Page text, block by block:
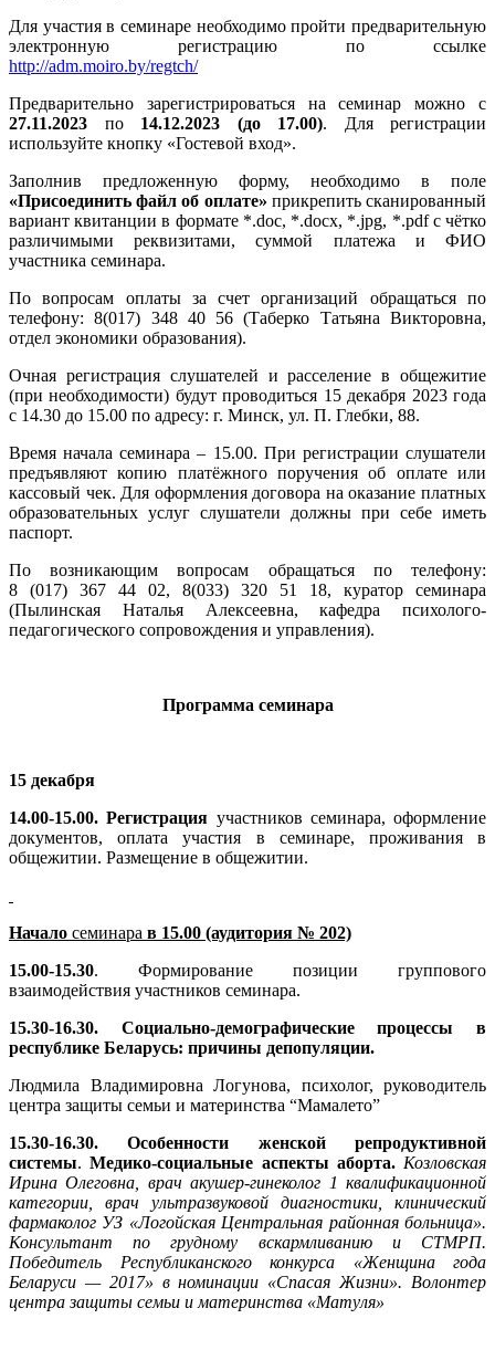
Для участия в семинаре необходимо пройти предварительную
электронную регистрацию по ссылке
http://adm.moiro.by/regtch/
Предварительно зарегистрироваться на семинар можно с
27.11.2023 по14.12.2023 (до 17.00). Для регистрации
используйте кнопку «Гостевой вход».
Заполнив предложенную форму, необходимо в поле
«Присоединить файл об оплате» прикрепить сканированный
вариант квитанции в формате *.doc, *.docx, *.jpg, *.pdf с чётко
различимыми реквизитами, суммой платежа и ФИО
участника семинара.
По вопросам оплаты за счет организаций обращаться по
телефону: 8(017) 348 40 56 (Таберко Татьяна Викторовна,
отдел экономики образования).
Очная регистрация слушателей и расселение в общежитие
(при необходимости) будут проводиться 15 декабря 2023 года
с 14.30 до 15.00 по адресу: г. Минск, ул. П. Глебки, 88.
Время начала семинара – 15.00. При регистрации слушатели
предъявляют копию платёжного поручения об оплате или
кассовый чек. Для оформления договора на оказание платных
образовательных услуг слушатели должны при себе иметь
паспорт.
По возникающим вопросам обращаться по телефону:
8 (017) 367 44 02, 8(033) 320 51 18, куратор семинара
(Пылинская Наталья Алексеевна, кафедра психолого-
педагогического сопровождения и управления).
Программа семинара
15 декабря
14.00-15.00. Регистрация участников семинара, оформление
документов, оплата участия в семинаре, проживания в
общежитии. Размещение в общежитии.
Начало семинара в 15.00 (аудитория № 202)
15.00-15.30. Формирование позиции группового
взаимодействия участников семинара.
15.30-16.30.
Социально-демографические процессы в
республике Беларусь: причины депопуляции.
Людмила Владимировна Логунова, психолог, руководитель
центра защиты семьи и материнства “Мамалето”
15.30-16.30.Особенности женской репродуктивной
системы.Медико-социальные аспекты аборта. Козловская
Ирина Олеговна, врач акушер-гинеколог 1 квалификационной
категории, врач ультразвуковой диагностики, клинический
фармаколог УЗ «Логойская Центральная районная больница».
Консультант по грудному вскармливанию и СТМРП.
Победитель Республиканского конкурса «Женщина года
Беларуси — 2017» в номинации «Спасая Жизни». Волонтер
центра защиты семьи и материнства «Матуля»